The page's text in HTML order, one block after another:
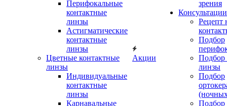
Перифокальные
контактные
линзы
Астигматические
контактные
линзы
Цветные контактные
линзы
Индивидуальные
контактные
линзы
Карнавальные
Акции
зрения
Рецепт
Подбор
Подбор
линзы
Подбор
Подбор